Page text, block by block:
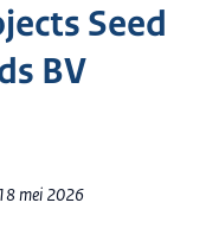
Seed
BV
mei 2026